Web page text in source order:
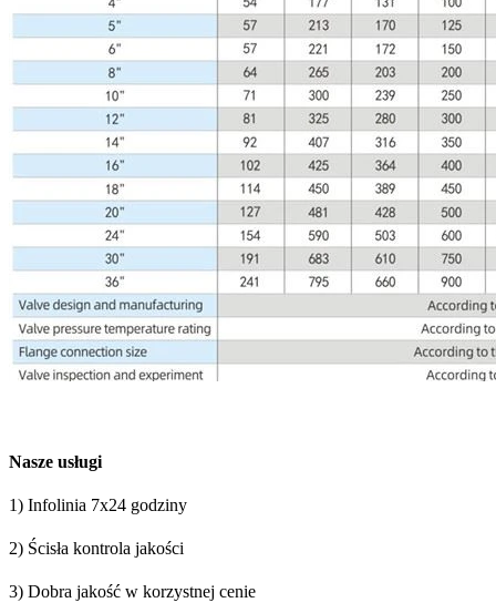
Nasze usługi
1) Infolinia 7x24 godziny
2) Ścisła kontrola jakości
3) Dobra jakość w korzystnej cenie